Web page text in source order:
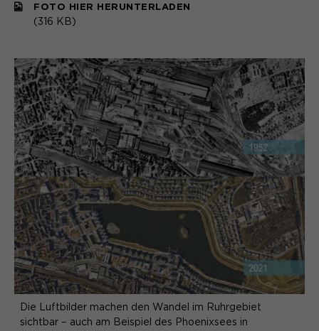
FOTO HIER HERUNTERLADEN
(316 KB)
Die Luftbilder machen den Wandel im Ruhrgebiet
sichtbar – auch am Beispiel des Phoenixsees in